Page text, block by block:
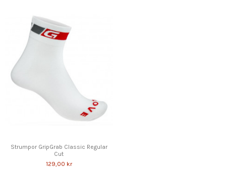
Strumpor GripGrab Classic Regular
Cut
129,00 kr